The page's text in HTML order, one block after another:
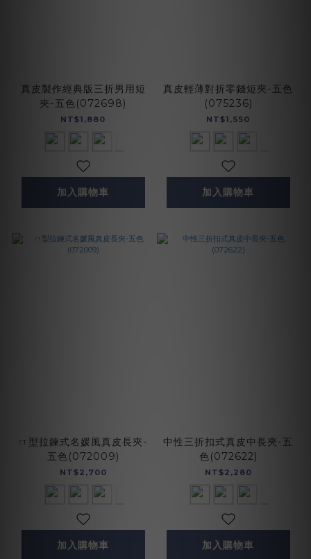
真皮製作經典版三折男用短
夾-五色(072698)
NT$1,880
加入購物車
真皮輕薄對折零錢短夾-五色
(075236)
NT$1,550
加入購物車
ㄇ型拉鍊式名媛風真皮長夾-
五色(072009)
NT$2,700
加入購物車
中性三折扣式真皮中長夾-五
色(072622)
NT$2,280
加入購物車